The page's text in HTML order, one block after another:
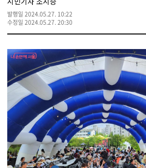
대
표
소
통
포
발행일 2024.05.27. 10:22
수정일 2024.05.27. 20:30